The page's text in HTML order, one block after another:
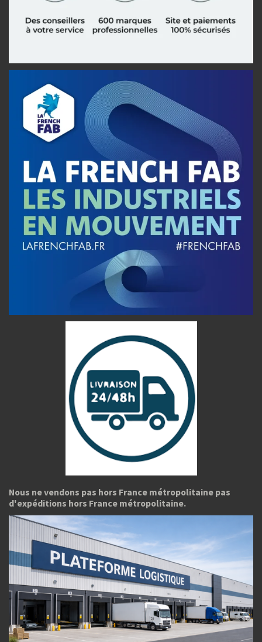
Nous ne vendons pas hors France métropolitaine pas
d'expéditions hors France métropolitaine.